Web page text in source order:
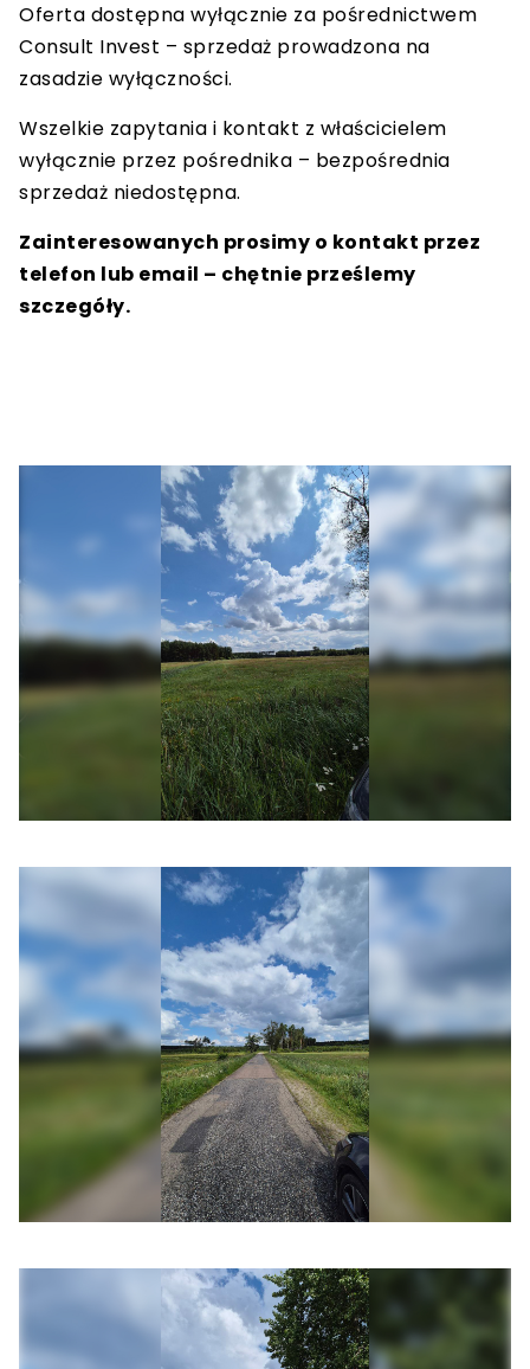
Oferta dostępna wyłącznie za pośrednictwem
Consult Invest – sprzedaż prowadzona na
zasadzie wyłączności.
Wszelkie zapytania i kontakt z właścicielem
wyłącznie przez pośrednika – bezpośrednia
sprzedaż niedostępna.
Zainteresowanych prosimy o kontakt przez
telefon lub email – chętnie prześlemy
szczegóły.